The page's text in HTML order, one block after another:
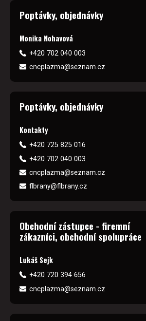
Poptávky, objednávky
Monika Nohavová
+420 702 040 003
cncplazma@seznam.cz
Poptávky, objednávky
Kontakty
+420 725 825 016
+420 702 040 003
cncplazma@seznam.cz
flbrany@flbrany.cz
Obchodní zástupce - firemní
zákazníci, obchodní spolupráce
Lukáš Sejk
+420 720 394 656
cncplazma@seznam.cz